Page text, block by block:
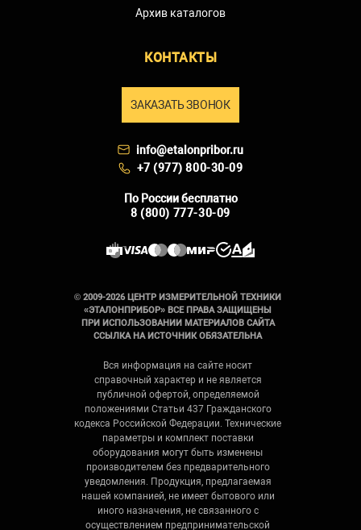
Архив каталогов
КОНТАКТЫ
ЗАКАЗАТЬ ЗВОНОК
info@etalonpribor.ru
+7 (977) 800-30-09
По России бесплатно
8 (800) 777-30-09
© 2009-2026 ЦЕНТР ИЗМЕРИТЕЛЬНОЙ ТЕХНИКИ
«ЭТАЛОНПРИБОР» ВСЕ ПРАВА ЗАЩИЩЕНЫ
ПРИ ИСПОЛЬЗОВАНИИ МАТЕРИАЛОВ САЙТА
ССЫЛКА НА ИСТОЧНИК ОБЯЗАТЕЛЬНА
Вся информация на сайте носит
справочный характер и не является
публичной офертой, определяемой
положениями Статьи 437 Гражданского
кодекса Российской Федерации. Технические
параметры и комплект поставки
оборудования могут быть изменены
производителем без предварительного
уведомления. Продукция, предлагаемая
нашей компанией, не имеет бытового или
иного назначения, не связанного с
осуществлением предпринимательской